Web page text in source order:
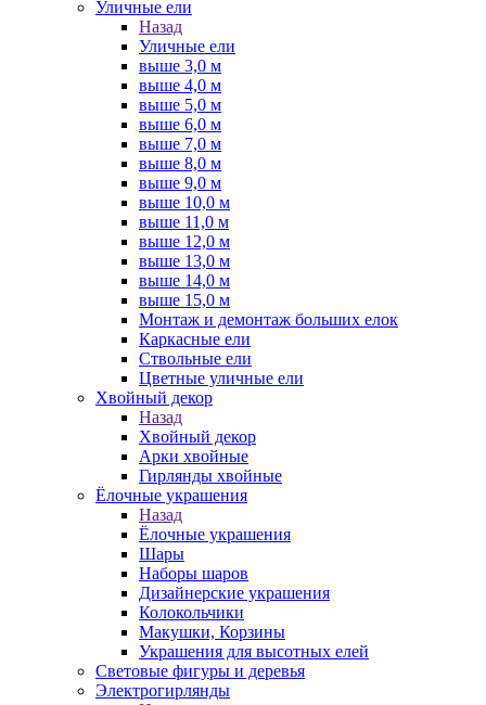
Уличные ели
Назад
Уличные ели
выше 3,0 м
выше 4,0 м
выше 5,0 м
выше 6,0 м
выше 7,0 м
выше 8,0 м
выше 9,0 м
выше 10,0 м
выше 11,0 м
выше 12,0 м
выше 13,0 м
выше 14,0 м
выше 15,0 м
Монтаж и демонтаж больших елок
Каркасные ели
Ствольные ели
Цветные уличные ели
Хвойный декор
Назад
Хвойный декор
Арки хвойные
Гирлянды хвойные
Ёлочные украшения
Назад
Ёлочные украшения
Шары
Наборы шаров
Дизайнерские украшения
Колокольчики
Макушки, Корзины
Украшения для высотных елей
Световые фигуры и деревья
Электрогирлянды